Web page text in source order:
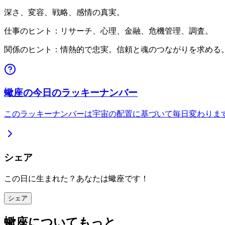
深さ、変容、戦略、感情の真実。
仕事のヒント：リサーチ、心理、金融、危機管理、調査。
関係のヒント：情熱的で忠実。信頼と魂のつながりを求める
蠍座の今日のラッキーナンバー
このラッキーナンバーは宇宙の配置に基づいて毎日変わりま
シェア
この日に生まれた？あなたは蠍座です！
シェア
蠍座についてもっと